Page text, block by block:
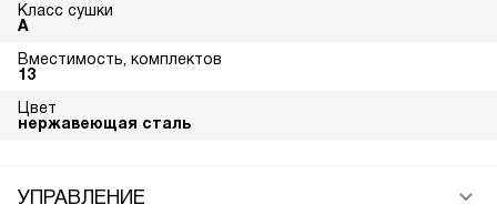
Класс сушки
A
Вместимость, комплектов
13
Цвет
нержавеющая сталь
УПРАВЛЕНИЕ